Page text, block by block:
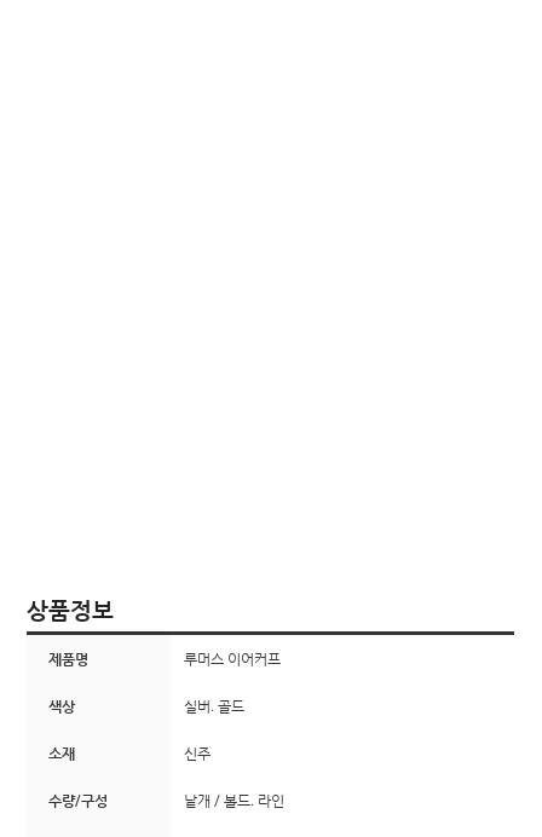
상품정보
제품명 루머스 이어커프
색상 실버. 골드
소재 신주
수량/구성 낱개 / 볼드. 라인